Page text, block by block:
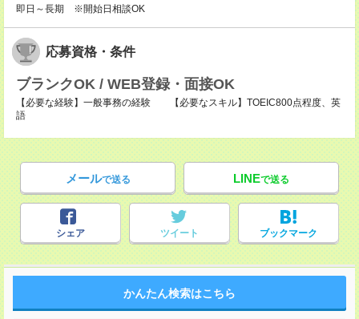
即日～長期 ※開始日相談OK
応募資格・条件
ブランクOK / WEB登録・面接OK
【必要な経験】一般事務の経験 【必要なスキル】TOEIC800点程度、英
語
メールで送る LINEで送る
シェア ツイート ブックマーク
かんたん検索はこちら